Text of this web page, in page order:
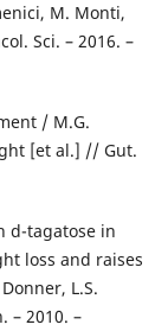
M. Monti,
Sci. – 2016. –
/ M.G.
[et al.] // Gut.
d-tagatose in
loss and raises
L.S.
– 2010. –